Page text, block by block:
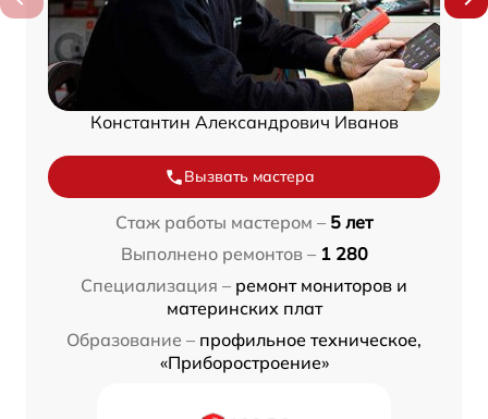
Константин Александрович Иванов
Вызвать мастера
Стаж работы мастером – 5 лет
Выполнено ремонтов – 1 280
Специализация – ремонт мониторов и
материнских плат
Образование – профильное техническое,
«Приборостроение»